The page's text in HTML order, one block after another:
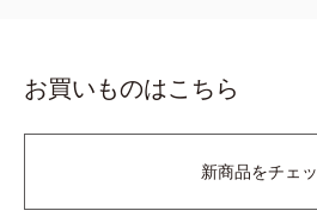
お買いものはこちら
新商品をチェ